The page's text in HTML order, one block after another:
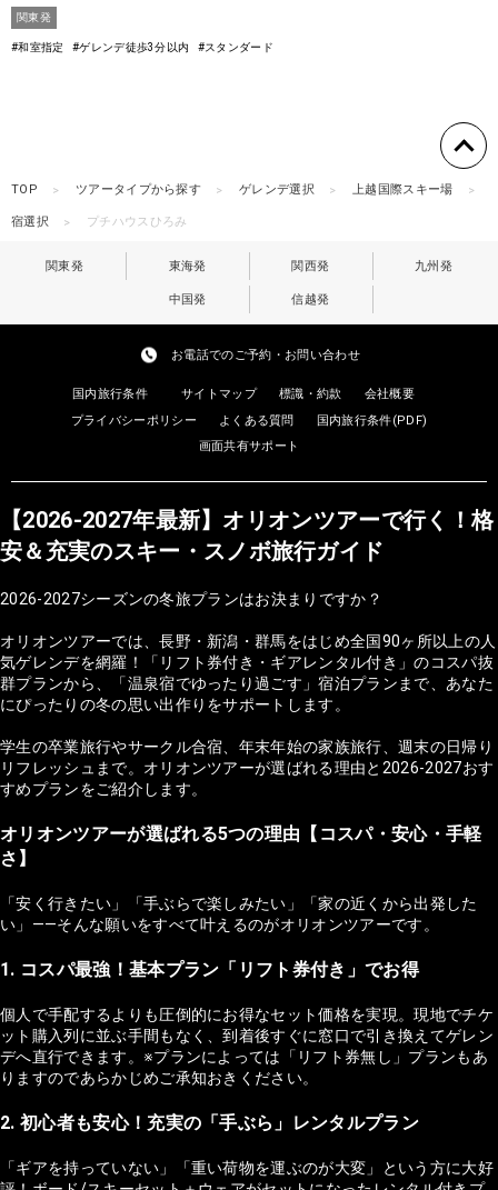
関東発
#和室指定 #ゲレンデ徒歩3分以内 #スタンダード
TOP ツアータイプから探す ゲレンデ選択 上越国際スキー場
宿選択 プチハウスひろみ
関東発 東海発 関西発 九州発
中国発 信越発
お電話でのご予約・お問い合わせ
国内旅行条件 サイトマップ 標識・約款
会社概要
プライバシーポリシー
よくある質問
国内旅行条件(PDF)
画面共有サポート
【2026-2027年最新】オリオンツアーで行く！格
安＆充実のスキー・スノボ旅行ガイド
2026-2027シーズンの冬旅プランはお決まりですか？
オリオンツアーでは、長野・新潟・群馬をはじめ全国90ヶ所以上の人
気ゲレンデを網羅！「リフト券付き・ギアレンタル付き」のコスパ抜
群プランから、「温泉宿でゆったり過ごす」宿泊プランまで、あなた
にぴったりの冬の思い出作りをサポートします。
学生の卒業旅行やサークル合宿、年末年始の家族旅行、週末の日帰り
リフレッシュまで。オリオンツアーが選ばれる理由と2026-2027おす
すめプランをご紹介します。
オリオンツアーが選ばれる5つの理由【コスパ・安心・手軽
さ】
「安く行きたい」「手ぶらで楽しみたい」「家の近くから出発した
い」——そんな願いをすべて叶えるのがオリオンツアーです。
1. コスパ最強！基本プラン「リフト券付き」でお得
個人で手配するよりも圧倒的にお得なセット価格を実現。現地でチケ
ット購入列に並ぶ手間もなく、到着後すぐに窓口で引き換えてゲレン
デへ直行できます。※プランによっては「リフト券無し」プランもあ
りますのであらかじめご承知おきください。
2. 初心者も安心！充実の「手ぶら」レンタルプラン
「ギアを持っていない」「重い荷物を運ぶのが大変」という方に大好